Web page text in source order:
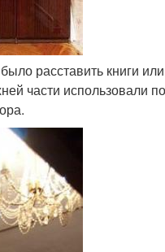
расставить книги
части использовали